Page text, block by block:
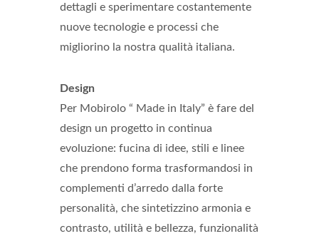
dettagli e sperimentare costantemente
nuove tecnologie e processi che
migliorino la nostra qualità italiana.
Design
Per Mobirolo “ Made in Italy” è fare del
design un progetto in continua
evoluzione: fucina di idee, stili e linee
che prendono forma trasformandosi in
complementi d’arredo dalla forte
personalità, che sintetizzino armonia e
contrasto, utilità e bellezza, funzionalità